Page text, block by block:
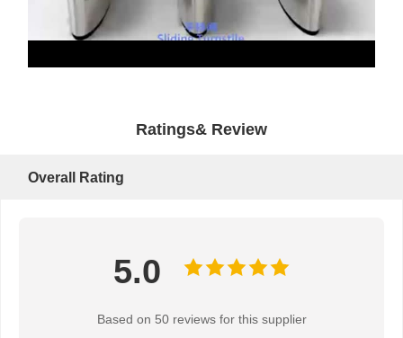
Ratings& Review
Overall Rating
5.0
Based on 50 reviews for this supplier